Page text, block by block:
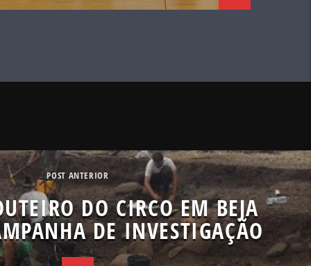
POST ANTERIOR
DO CIRCO EM BEJA
DE INVESTIGAÇÃO